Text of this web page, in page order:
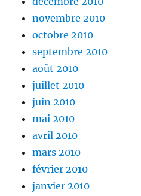
novembre 2010
octobre 2010
septembre 2010
août 2010
juillet 2010
juin 2010
mai 2010
avril 2010
mars 2010
février 2010
janvier 2010